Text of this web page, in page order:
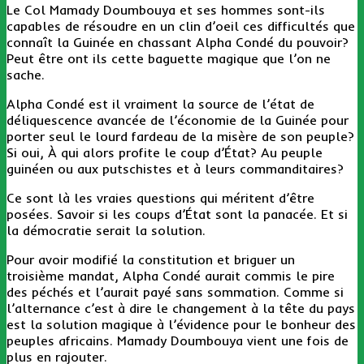
Le Col Mamady Doumbouya et ses hommes sont-ils
capables de résoudre en un clin d’oeil ces difficultés que
connaît la Guinée en chassant Alpha Condé du pouvoir?
Peut être ont ils cette baguette magique que l’on ne
sache.
Alpha Condé est il vraiment la source de l’état de
déliquescence avancée de l’économie de la Guinée pour
porter seul le lourd fardeau de la misère de son peuple?
Si oui, À qui alors profite le coup d’État? Au peuple
guinéen ou aux putschistes et à leurs commanditaires?
Ce sont là les vraies questions qui méritent d’être
posées. Savoir si les coups d’État sont la panacée. Et si
la démocratie serait la solution.
Pour avoir modifié la constitution et briguer un
troisième mandat, Alpha Condé aurait commis le pire
des péchés et l’aurait payé sans sommation. Comme si
l’alternance c’est à dire le changement à la tête du pays
est la solution magique à l’évidence pour le bonheur des
peuples africains. Mamady Doumbouya vient une fois de
plus en rajouter.